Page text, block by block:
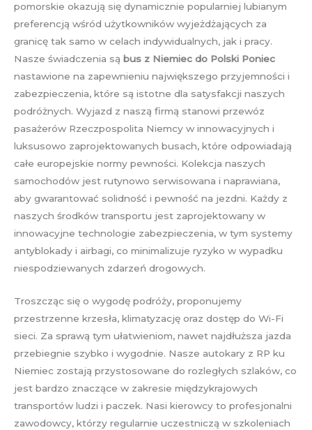
pomorskie okazują się dynamicznie popularniej lubianym
preferencją wśród użytkowników wyjeżdżających za
granicę tak samo w celach indywidualnych, jak i pracy.
Nasze świadczenia są bus z Niemiec do Polski Poniec
nastawione na zapewnieniu największego przyjemności i
zabezpieczenia, które są istotne dla satysfakcji naszych
podróżnych. Wyjazd z naszą firmą stanowi przewóz
pasażerów Rzeczpospolita Niemcy w innowacyjnych i
luksusowo zaprojektowanych busach, które odpowiadają
całe europejskie normy pewności. Kolekcja naszych
samochodów jest rutynowo serwisowana i naprawiana,
aby gwarantować solidność i pewność na jezdni. Każdy z
naszych środków transportu jest zaprojektowany w
innowacyjne technologie zabezpieczenia, w tym systemy
antyblokady i airbagi, co minimalizuje ryzyko w wypadku
niespodziewanych zdarzeń drogowych.
Troszcząc się o wygodę podróży, proponujemy
przestrzenne krzesła, klimatyzację oraz dostęp do Wi-Fi
sieci. Za sprawą tym ułatwieniom, nawet najdłuższa jazda
przebiegnie szybko i wygodnie. Nasze autokary z RP ku
Niemiec zostają przystosowane do rozległych szlaków, co
jest bardzo znaczące w zakresie międzykrajowych
transportów ludzi i paczek. Nasi kierowcy to profesjonalni
zawodowcy, którzy regularnie uczestniczą w szkoleniach